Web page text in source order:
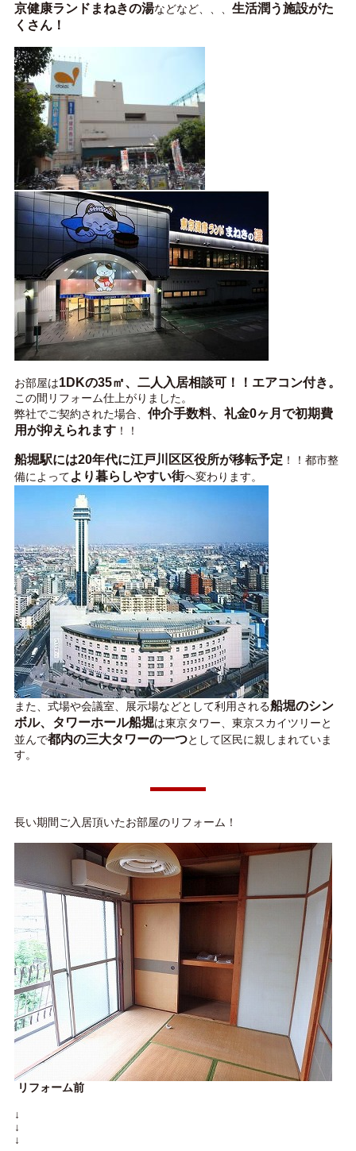
京健康ランドまねきの湯などなど、、、 生活潤う施設がた
くさん！
お部屋は1DKの35㎡、二人入居相談可！！エアコン付き。
この間リフォーム仕上がりました。
弊社でご契約された場合、 仲介手数料、礼金0ヶ月で初期費
用が抑えられます！！
船堀駅には20年代に江戸川区区役所が移転予定 ！！都市整
備によってより暮らしやすい街へ変わります。
また、式場や会議室、展示場などとして利用される船堀のシン
ボル、タワーホール船堀は東京タワー、東京スカイツリーと
並んで都内の三大タワーの一つとして区民に親しまれていま
す。
長い期間ご入居頂いたお部屋のリフォーム！
リフォーム前
↓
↓
↓